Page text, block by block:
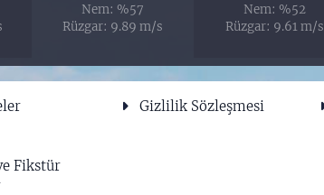
Nem: %57
Rüzgar: 9.89 m/s
Nem: %52
Rüzgar: 9.61 m/s
Fikstür
Gizlilik Sözleşmesi